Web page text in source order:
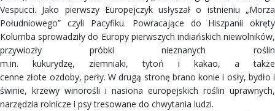
Vespucci. Jako pierwszy Europejczyk usłyszał o istnieniu „Morza
Południowego” czyli Pacyfiku. Powracające do Hiszpanii okręty
Kolumba sprowadziły do Europy pierwszych indiańskich niewolników,
przywiozły próbki nieznanych roślin
m.in. kukurydzę, ziemniaki, tytoń i kakao, a także
cenne złote ozdoby, perły. W drugą stronę brano konie i osły, bydło i
świnie, krzewy winorośli i nasiona europejskich roślin uprawnych,
narzędzia rolnicze i psy tresowane do chwytania ludzi.